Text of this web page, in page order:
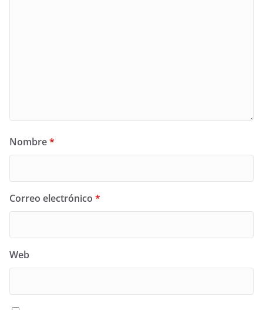
Nombre*
Correo electrónico *
Web